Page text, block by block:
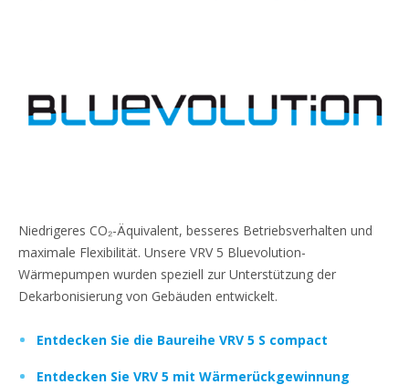
Niedrigeres CO₂-Äquivalent, besseres Betriebsverhalten und
maximale Flexibilität. Unsere VRV 5 Bluevolution-
Wärmepumpen wurden speziell zur Unterstützung der
Dekarbonisierung von Gebäuden entwickelt.
Entdecken Sie die Baureihe VRV 5 S compact
Entdecken Sie VRV 5 mit Wärmerückgewinnung